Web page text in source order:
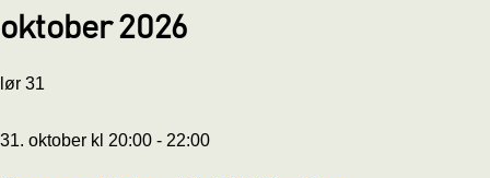
oktober 2026
lør 31
31. oktober kl 20:00 - 22:00